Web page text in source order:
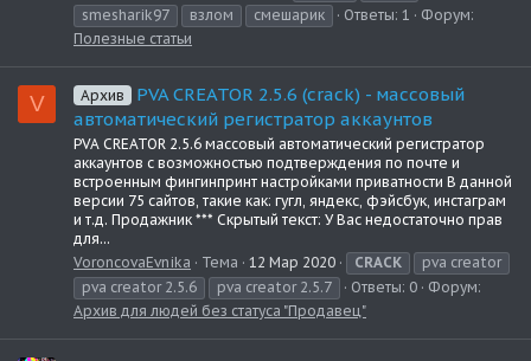
smesharik97
взлом смешарик Ответы: 1
Форум:
Полезные статьи
V Архив
PVA CREATOR 2.5.6 (crack) - массовый
автоматический регистратор аккаунтов
PVA CREATOR 2.5.6 массовый автоматический регистратор
аккаунтов с возможностью подтверждения по почте и
встроенным фингинпринт настройками приватности В данной
версии 75 сайтов, такие как: гугл, яндекс, фэйсбук, инстаграм
и т.д. Продажник *** Скрытый текст: У Вас недостаточно прав
для...
VoroncovaEvnika
Тема 12 Мар 2020 CRACK
pva creator
pva creator 2.5.6
pva creator 2.5.7 Ответы: 0
Форум:
Архив для людей без статуса "Продавец"